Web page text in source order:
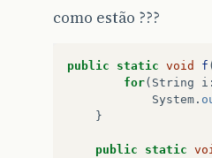
como estão ???
public static void f (
for( String i :
System .
}
public static